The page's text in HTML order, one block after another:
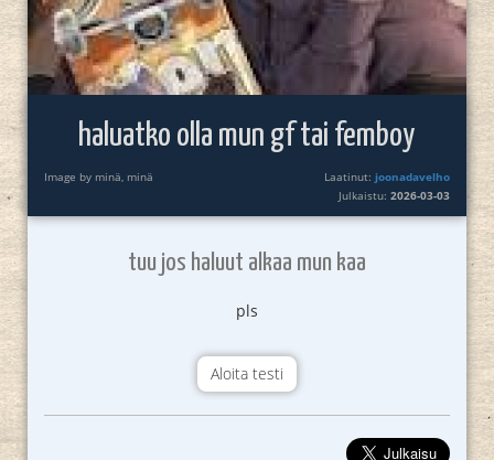
haluatko olla mun gf tai femboy
Image by minä, minä Laatinut:joonadavelho
Julkaistu:2026-03-03
tuu jos haluut alkaa mun kaa
pls
Aloita testi